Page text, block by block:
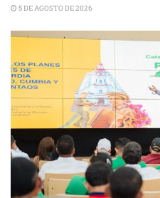
5 DE AGOSTO DE 2026